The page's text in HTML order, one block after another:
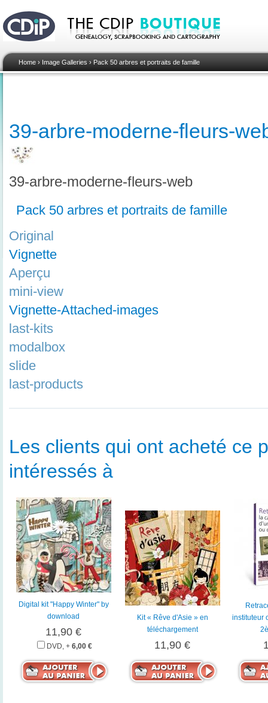
Home › Image Galleries › Pack 50 arbres et portraits de famille
39-arbre-moderne-fleurs-
39-arbre-moderne-fleurs-web
Pack 50 arbres et portraits de famille
Original
Vignette
Aperçu
mini-view
Vignette-Attached-images
last-kits
modalbox
slide
last-products
Les clients qui ont acheté ce
intéressés à
Digital kit "Happy Winter" by
download
11,90 €
DVD, + 6,00 €
Kit « Rêve d'Asie » en
téléchargement
11,90 €
instituteur